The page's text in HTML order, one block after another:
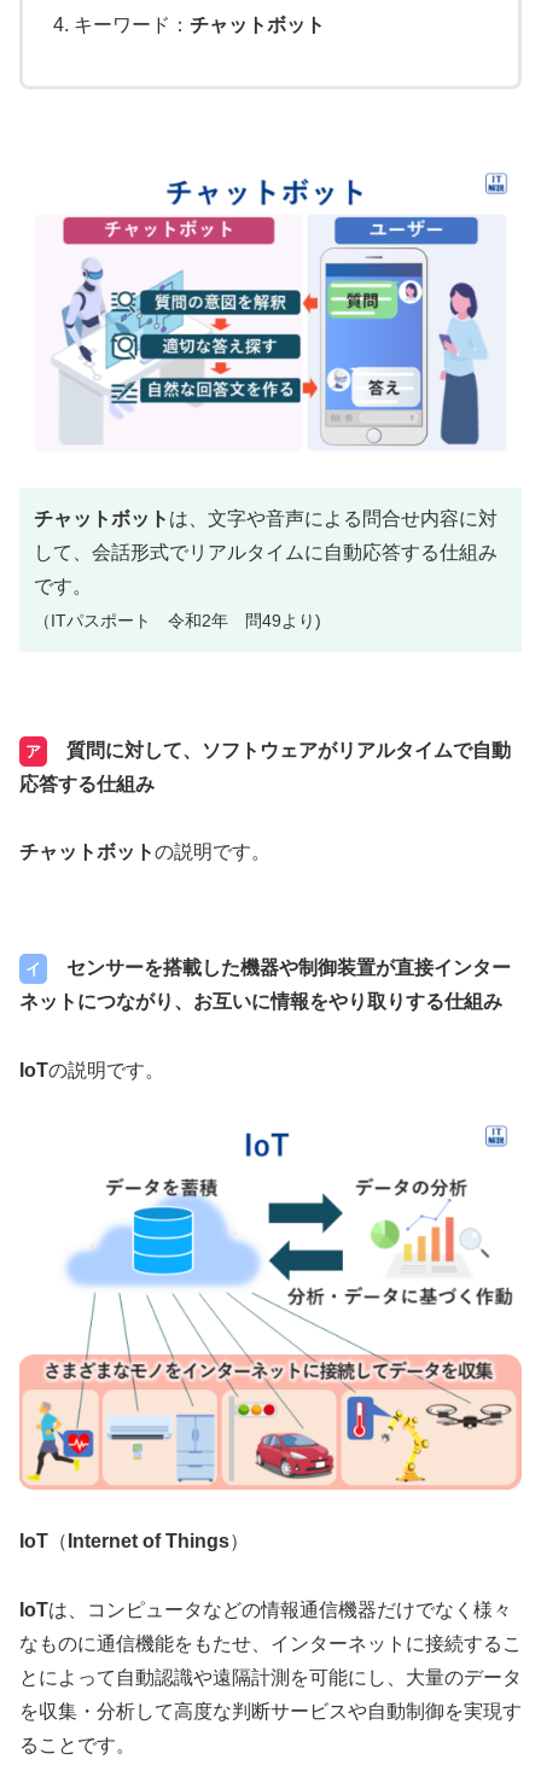
キーワード： チャットボット
チャットボット は、文字や音声による問合せ内容に対
して、会話形式でリアルタイムに自動応答する仕組み
です。
（ITパスポート 令和2年 問49より)
ア
質問に対して、ソフトウェアがリアルタイムで自動
応答する仕組み
チャットボットの説明です。
イ
センサーを搭載した機器や制御装置が直接インター
ネットにつながり、お互いに情報をやり取りする仕組み
IoTの説明です。
IoT （ Internet of Things）
IoTは、コンピュータなどの情報通信機器だけでなく様々
なものに通信機能をもたせ、インターネットに接続するこ
とによって自動認識や遠隔計測を可能にし、大量のデータ
を収集・分析して高度な判断サービスや自動制御を実現す
ることです。